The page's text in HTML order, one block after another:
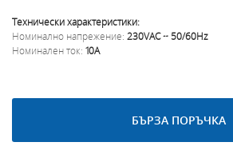
Технически характеристики:
Номинално напрежение: 230VAC ~ 50/60Hz
Номинален ток: 10A
БЪРЗА ПОРЪЧКА